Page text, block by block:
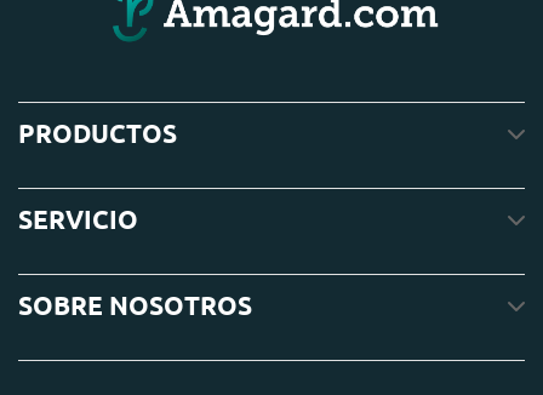
PRODUCTOS
SERVICIO
SOBRE NOSOTROS